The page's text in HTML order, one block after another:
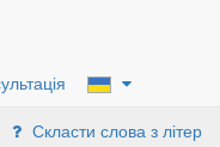
Скласти слова з літер